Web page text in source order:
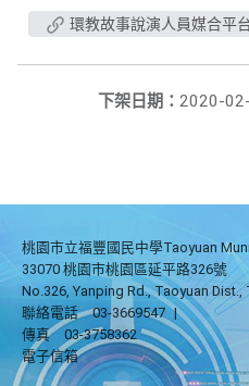
環教故事說演人員媒合平
下架日期： 2020-
桃園市立福豐國民中學Taoyuan
33070 桃園市桃園區延平路326號
No.326, Yanping Rd., Taoyuan Dist.,
聯絡電話
03-3669547 |
傳真
03-3758362
電子信箱